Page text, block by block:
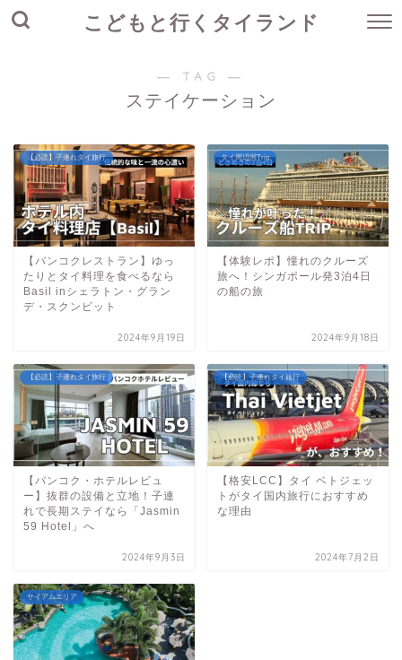
こどもと行くタイランド
― TAG ―
ステイケーション
【必読】子連れタイ旅行
【バンコクレストラン】ゆっ
たりとタイ料理を食べるなら
Basil inシェラトン・グラン
デ・スクンビット
2024年9月19日
タイ周辺国Trip
【体験レポ】憧れのクルーズ
旅へ！シンガポール発3泊4日
の船の旅
2024年9月18日
【必読】子連れタイ旅行
【バンコク・ホテルレビュ
ー】抜群の設備と立地！子連
れで長期ステイなら「Jasmin
59 Hotel」へ
2024年9月3日
【必読】子連れタイ旅行
【格安LCC】タイ ベトジェッ
トがタイ国内旅行におすすめ
な理由
2024年7月2日
サイアムエリア